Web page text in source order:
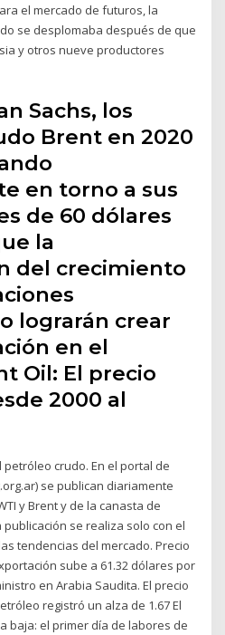
el mercado de futuros, la
se desplomaba después de que
y otros nueve productores
Sachs, los
Brent en 2020
en torno a sus
de 60 dólares
la
del crecimiento
lograrán crear
en el
Oil: El precio
2000 al
crudo. En el portal de
se publican diariamente
y Brent y de la canasta de
publicación se realiza solo con el
tendencias del mercado. Precio
sube a 61.32 dólares por
en Arabia Saudita. El precio
registró un alza de 1.67 El
baja: el primer día de labores de